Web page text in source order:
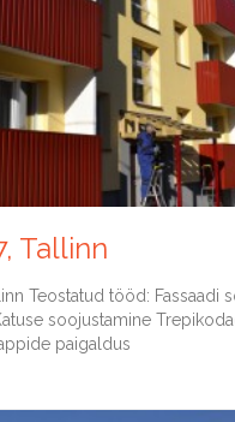
Tallinn
Teostatud tööd: Fassaadi
soojustamine
paigaldus